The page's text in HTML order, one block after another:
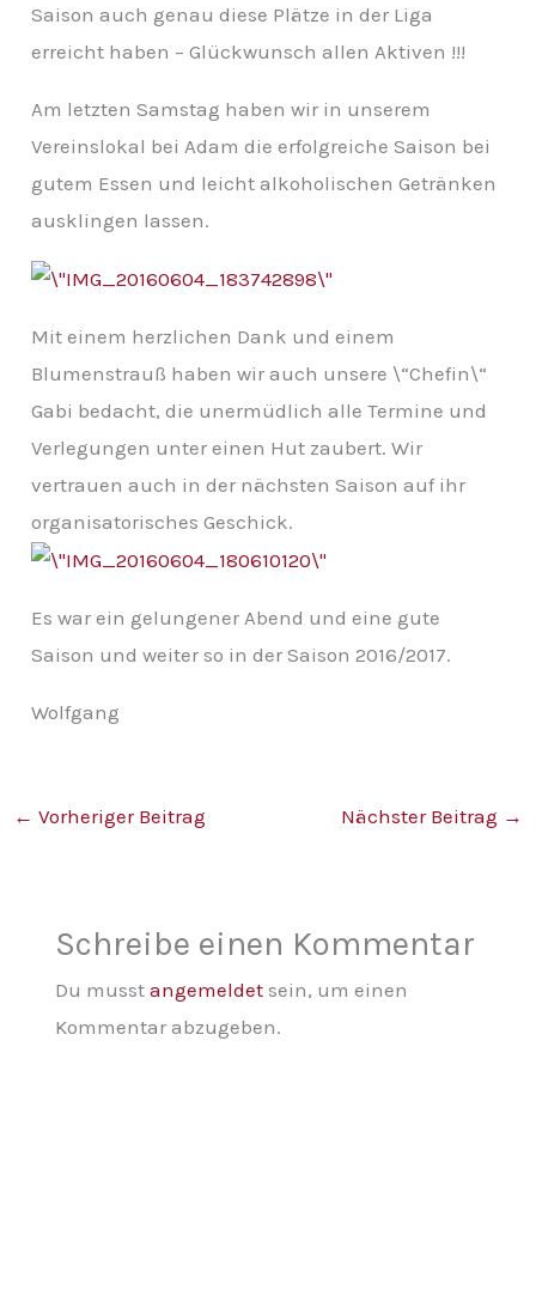
Saison auch genau diese Plätze in der Liga
erreicht haben – Glückwunsch allen Aktiven !!!
Am letzten Samstag haben wir in unserem
Vereinslokal bei Adam die erfolgreiche Saison bei
gutem Essen und leicht alkoholischen Getränken
ausklingen lassen.
Mit einem herzlichen Dank und einem
Blumenstrauß haben wir auch unsere \“Chefin\“
Gabi bedacht, die unermüdlich alle Termine und
Verlegungen unter einen Hut zaubert. Wir
vertrauen auch in der nächsten Saison auf ihr
organisatorisches Geschick.
Es war ein gelungener Abend und eine gute
Saison und weiter so in der Saison 2016/2017.
Wolfgang
← Vorheriger Beitrag Nächster Beitrag →
Schreibe einen Kommentar
Du musst angemeldetsein, um einen
Kommentar abzugeben.